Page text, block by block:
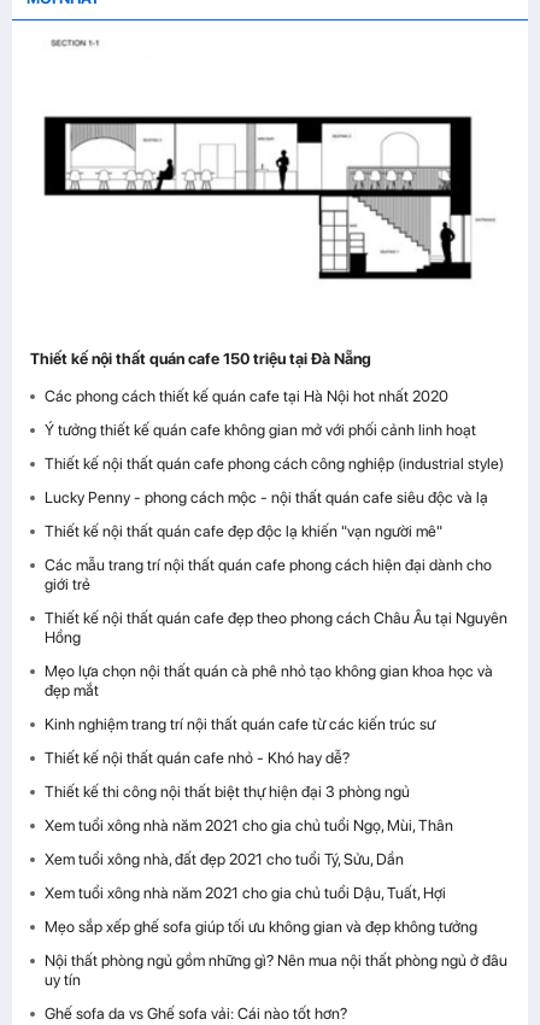
Thiết kế nội thất quán cafe 150 triệu tại Đà Nẵng
Các phong cách thiết kế quán cafe tại Hà Nội hot nhất 2020
Ý tưởng thiết kế quán cafe không gian mở với phối cảnh linh hoạt
Thiết kế nội thất quán cafe phong cách công nghiệp (industrial style)
Lucky Penny - phong cách mộc - nội thất quán cafe siêu độc và lạ
Thiết kế nội thất quán cafe đẹp độc lạ khiến "vạn người mê"
Các mẫu trang trí nội thất quán cafe phong cách hiện đại dành cho
giới trẻ
Thiết kế nội thất quán cafe đẹp theo phong cách Châu Âu tại Nguyên
Hồng
Mẹo lựa chọn nội thất quán cà phê nhỏ tạo không gian khoa học và
đẹp mắt
Kinh nghiệm trang trí nội thất quán cafe từ các kiến trúc sư
Thiết kế nội thất quán cafe nhỏ - Khó hay dễ?
Thiết kế thi công nội thất biệt thự hiện đại 3 phòng ngủ
Xem tuổi xông nhà năm 2021 cho gia chủ tuổi Ngọ, Mùi, Thân
Xem tuổi xông nhà, đất đẹp 2021 cho tuổi Tý, Sửu, Dần
Xem tuổi xông nhà năm 2021 cho gia chủ tuổi Dậu, Tuất, Hợi
Mẹo sắp xếp ghế sofa giúp tối ưu không gian và đẹp không tưởng
Nội thất phòng ngủ gồm những gì? Nên mua nội thất phòng ngủ ở đâu
uy tín
Ghế sofa da vs Ghế sofa vải: Cái nào tốt hơn?